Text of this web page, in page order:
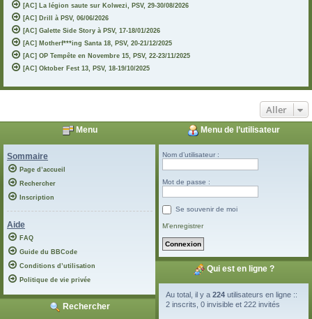
[AC] La légion saute sur Kolwezi, PSV, 29-30/08/2026
[AC] Drill à PSV, 06/06/2026
[AC] Galette Side Story à PSV, 17-18/01/2026
[AC] Motherf***ing Santa 18, PSV, 20-21/12/2025
[AC] OP Tempête en Novembre 15, PSV, 22-23/11/2025
[AC] Oktober Fest 13, PSV, 18-19/10/2025
Aller
Menu
Sommaire
Page d’accueil
Rechercher
Inscription
Aide
FAQ
Guide du BBCode
Conditions d’utilisation
Politique de vie privée
Rechercher
Menu de l’utilisateur
Nom d’utilisateur :
Mot de passe :
Se souvenir de moi
M’enregistrer
Qui est en ligne ?
Au total, il y a224 utilisateurs en ligne ::
2 inscrits, 0 invisible et 222 invités